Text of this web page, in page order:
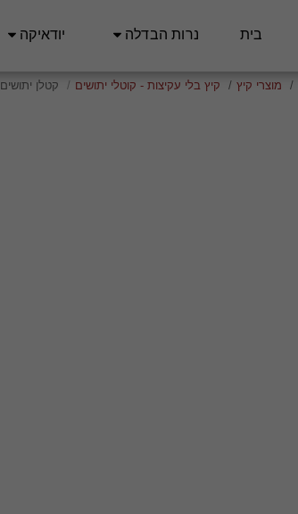
בית נרות הבדלה יודאיקה
מוצרי קיץ קיץ בלי עקיצות - קוטלי יתושים קטלן יתושים